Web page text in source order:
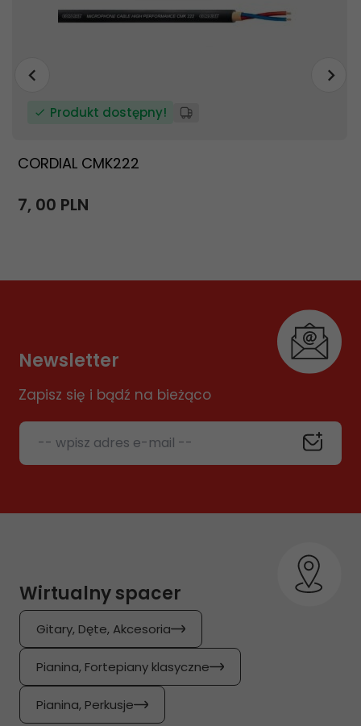
Produkt dostępny!
CORDIAL CMK222
7, 00 PLN
Newsletter
Zapisz się i bądź na bieżąco
-- wpisz adres e-mail --
Wirtualny spacer
Gitary, Dęte, Akcesoria
Pianina, Fortepiany klasyczne
Pianina, Perkusje